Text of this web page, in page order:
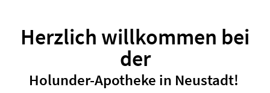
Herzlich willkommen bei
der
Holunder-Apotheke in Neustadt!